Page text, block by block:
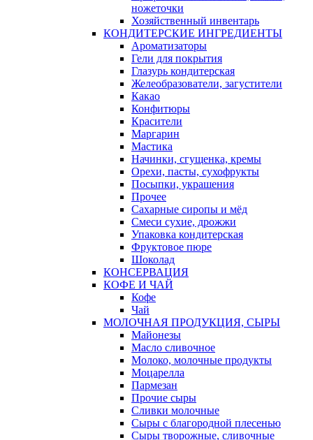
ножеточки
Хозяйственный инвентарь
КОНДИТЕРСКИЕ ИНГРЕДИЕНТЫ
Ароматизаторы
Гели для покрытия
Глазурь кондитерская
Желеобразователи, загустители
Какао
Конфитюры
Красители
Маргарин
Мастика
Начинки, сгущенка, кремы
Орехи, пасты, сухофрукты
Посыпки, украшения
Прочее
Сахарные сиропы и мёд
Смеси сухие, дрожжи
Упаковка кондитерская
Фруктовое пюре
Шоколад
КОНСЕРВАЦИЯ
КОФЕ И ЧАЙ
Кофе
Чай
МОЛОЧНАЯ ПРОДУКЦИЯ, СЫРЫ
Майонезы
Масло сливочное
Молоко, молочные продукты
Моцарелла
Пармезан
Прочие сыры
Сливки молочные
Сыры с благородной плесенью
Сыры творожные, сливочные